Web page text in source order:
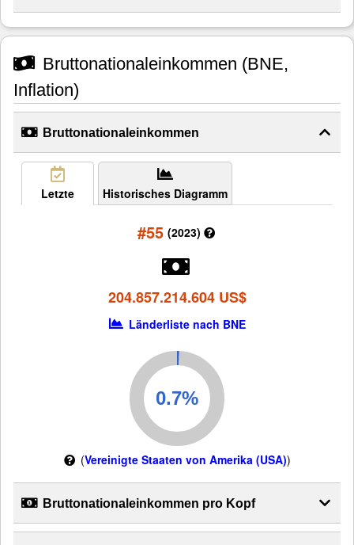
Bruttonationaleinkommen (BNE,
Inflation)
Bruttonationaleinkommen
Letzte Historisches Diagramm
#55 (2023)
204.857.214.604 US$
Länderliste nach BNE
(Vereinigte Staaten von Amerika (USA))
Bruttonationaleinkommen pro Kopf